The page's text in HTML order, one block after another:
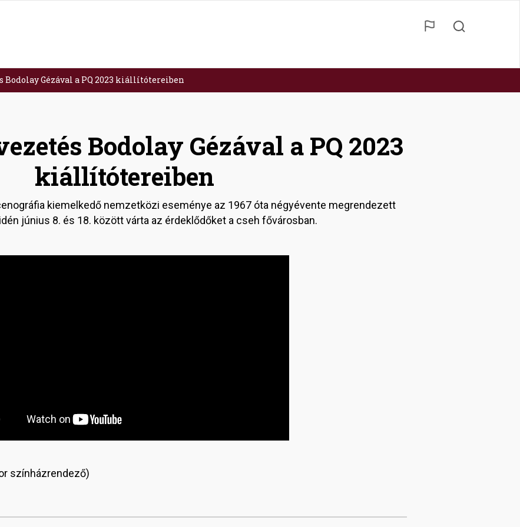
Gézával a PQ 2023 kiállítótereiben
Bodolay Gézával a PQ 2023
kiállítótereiben
kiemelkedő nemzetközi eseménye az 1967 óta négyévente megrendezett
június 8. és 18. között várta az érdeklődőket a cseh fővárosban.
színházrendező)